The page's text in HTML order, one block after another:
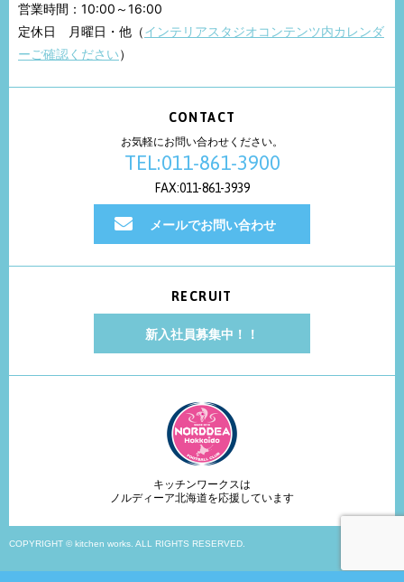
営業時間：10:00～16:00
定休日 月曜日・他（インテリアスタジオコンテンツ内カレンダ
ーご確認ください）
CONTACT
お気軽にお問い合わせください。
TEL:011-861-3900
FAX:011-861-3939
メールでお問い合わせ
RECRUIT
新入社員募集中！！
キッチンワークスは
ノルディーア北海道を応援しています
COPYRIGHT © kitchen works. ALL RIGHTS RESERVED.